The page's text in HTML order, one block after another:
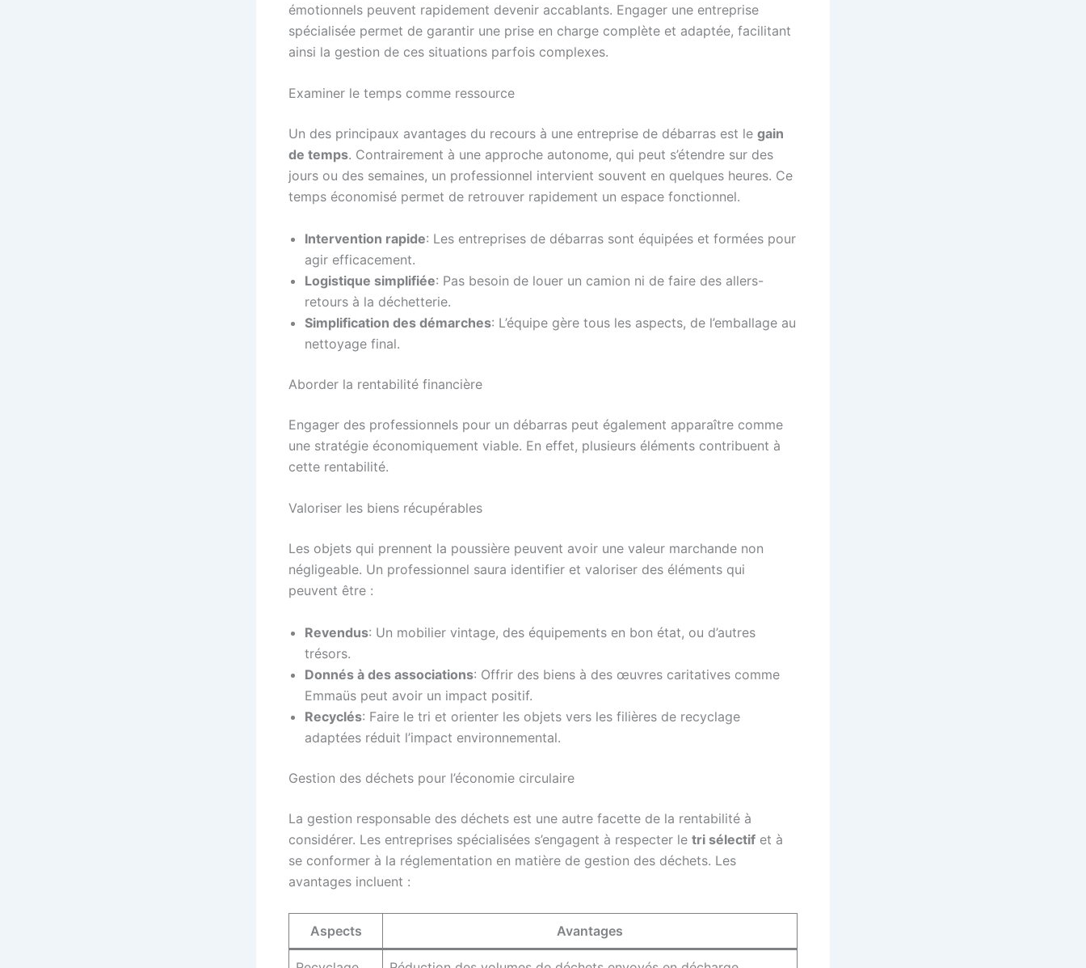
émotionnels peuvent rapidement devenir accablants. Engager une entreprise
spécialisée permet de garantir une prise en charge complète et adaptée, facilitant
ainsi la gestion de ces situations parfois complexes.
Examiner le temps comme ressource
Un des principaux avantages du recours à une entreprise de débarras est le gain
de temps. Contrairement à une approche autonome, qui peut s’étendre sur des
jours ou des semaines, un professionnel intervient souvent en quelques heures. Ce
temps économisé permet de retrouver rapidement un espace fonctionnel.
Intervention rapide: Les entreprises de débarras sont équipées et formées pour
agir efficacement.
Logistique simplifiée: Pas besoin de louer un camion ni de faire des allers-
retours à la déchetterie.
Simplification des démarches: L’équipe gère tous les aspects, de l’emballage au
nettoyage final.
Aborder la rentabilité financière
Engager des professionnels pour un débarras peut également apparaître comme
une stratégie économiquement viable. En effet, plusieurs éléments contribuent à
cette rentabilité.
Valoriser les biens récupérables
Les objets qui prennent la poussière peuvent avoir une valeur marchande non
négligeable. Un professionnel saura identifier et valoriser des éléments qui
peuvent être :
Revendus: Un mobilier vintage, des équipements en bon état, ou d’autres
trésors.
Donnés à des associations: Offrir des biens à des œuvres caritatives comme
Emmaüs peut avoir un impact positif.
Recyclés: Faire le tri et orienter les objets vers les filières de recyclage
adaptées réduit l’impact environnemental.
Gestion des déchets pour l’économie circulaire
La gestion responsable des déchets est une autre facette de la rentabilité à
considérer. Les entreprises spécialisées s’engagent à respecter le tri sélectif et à
se conformer à la réglementation en matière de gestion des déchets. Les
avantages incluent :
Aspects Avantages